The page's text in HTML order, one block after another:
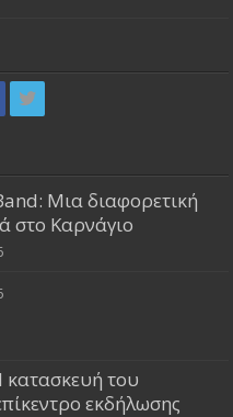
Μια διαφορετική
στο Καρνάγιο
του
εκδήλωσης